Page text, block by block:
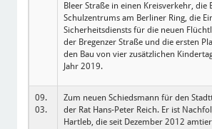
Bleer Straße in einen Kreisverkehr, die
Schulzentrums am Berliner Ring, die
Sicherheitsdiensts für die neuen
der Bregenzer Straße und die ersten
den Bau von vier zusätzlichen
Jahr 2019.
09.
03.
Zum neuen Schiedsmann für den
der Rat Hans-Peter Reich. Er ist
Hartleb, die seit Dezember 2012